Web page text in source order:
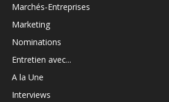
Marchés-Entreprises
Marketing
Nominations
Entretien avec...
A la Une
Interviews